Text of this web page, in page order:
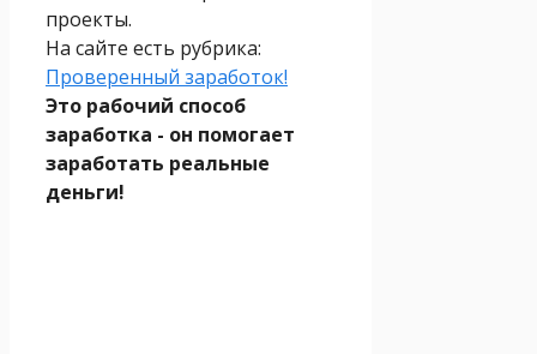
проекты.
На сайте есть рубрика:
Проверенный заработок!
Это рабочий способ
заработка - он помогает
заработать реальные
деньги!